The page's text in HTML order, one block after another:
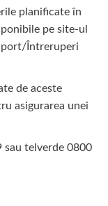
planificate în
pe site-ul
Întreruperi
de aceste
asigurarea unei
sau telverde 0800